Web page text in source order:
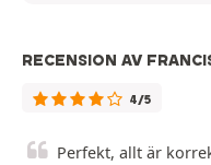
RECENSION AV
4/5
Perfekt, allt är